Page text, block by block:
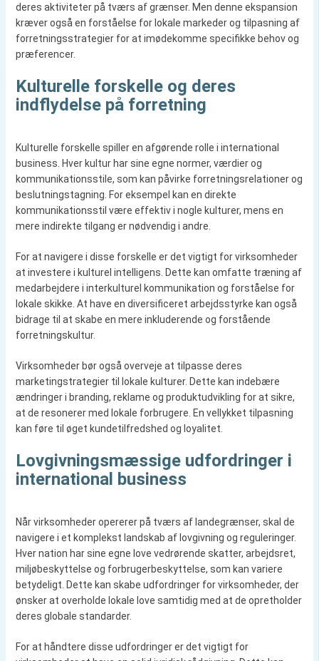
deres aktiviteter på tværs af grænser. Men denne ekspansion
kræver også en forståelse for lokale markeder og tilpasning af
forretningsstrategier for at imødekomme specifikke behov og
præferencer.
Kulturelle forskelle og deres
indflydelse på forretning
Kulturelle forskelle spiller en afgørende rolle i international
business. Hver kultur har sine egne normer, værdier og
kommunikationsstile, som kan påvirke forretningsrelationer og
beslutningstagning. For eksempel kan en direkte
kommunikationsstil være effektiv i nogle kulturer, mens en
mere indirekte tilgang er nødvendig i andre.
For at navigere i disse forskelle er det vigtigt for virksomheder
at investere i kulturel intelligens. Dette kan omfatte træning af
medarbejdere i interkulturel kommunikation og forståelse for
lokale skikke. At have en diversificeret arbejdsstyrke kan også
bidrage til at skabe en mere inkluderende og forstående
forretningskultur.
Virksomheder bør også overveje at tilpasse deres
marketingstrategier til lokale kulturer. Dette kan indebære
ændringer i branding, reklame og produktudvikling for at sikre,
at de resonerer med lokale forbrugere. En vellykket tilpasning
kan føre til øget kundetilfredshed og loyalitet.
Lovgivningsmæssige udfordringer i
international business
Når virksomheder opererer på tværs af landegrænser, skal de
navigere i et komplekst landskab af lovgivning og reguleringer.
Hver nation har sine egne love vedrørende skatter, arbejdsret,
miljøbeskyttelse og forbrugerbeskyttelse, som kan variere
betydeligt. Dette kan skabe udfordringer for virksomheder, der
ønsker at overholde lokale love samtidig med at de opretholder
deres globale standarder.
For at håndtere disse udfordringer er det vigtigt for